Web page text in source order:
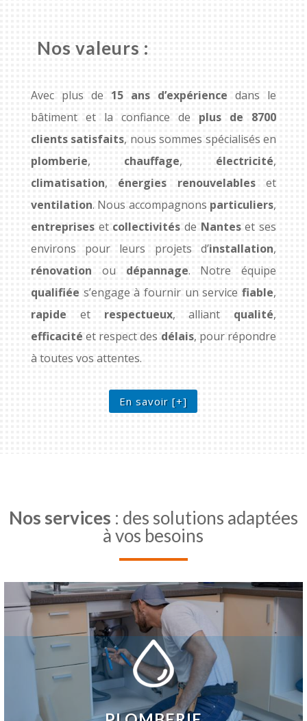
Nos valeurs :
Avec plus de 15 ans d’expérience dans le
bâtiment et la confiance de plus de 8700
clients satisfaits, nous sommes spécialisés en
plomberie, chauffage, électricité,
climatisation, énergies renouvelableset
ventilation. Nous accompagnons particuliers,
entrepriseset collectivités de Nanteset ses
environs pour leurs projets d’installation,
rénovation ou dépannage. Notre équipe
qualifiée s’engage à fournir un servicefiable,
rapide et respectueux, alliant qualité,
efficacité et respect des délais, pour répondre
à toutes vos attentes.
En savoir [+]
Nos services : des solutions adaptées
à vos besoins